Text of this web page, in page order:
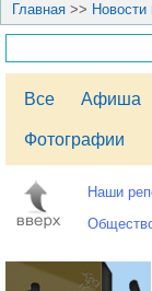
Главная >> Новости
Все Афиша
Фотографии
Наши